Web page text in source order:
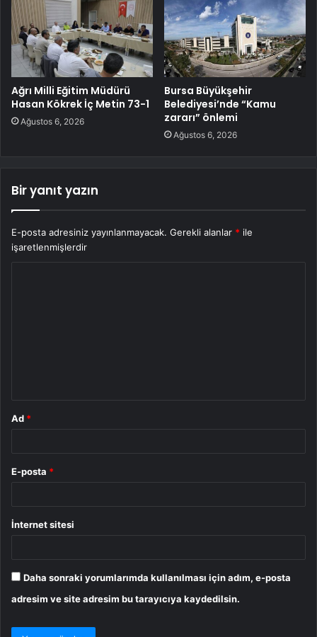
Ağrı Milli Eğitim Müdürü
Hasan Kökrek İç Metin 73-1
Ağustos 6, 2026
Bursa Büyükşehir
Belediyesi’nde “Kamu
zararı” önlemi
Ağustos 6, 2026
Bir yanıt yazın
E-posta adresiniz yayınlanmayacak. Gerekli alanlar * ile
işaretlenmişlerdir
Ad *
E-posta *
İnternet sitesi
Daha sonraki yorumlarımda kullanılması için adım, e-posta
adresim ve site adresim bu tarayıcıya kaydedilsin.